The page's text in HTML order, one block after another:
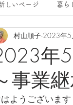
しいページ 暮ら
年
事業
村山順子 2023年
ようございま